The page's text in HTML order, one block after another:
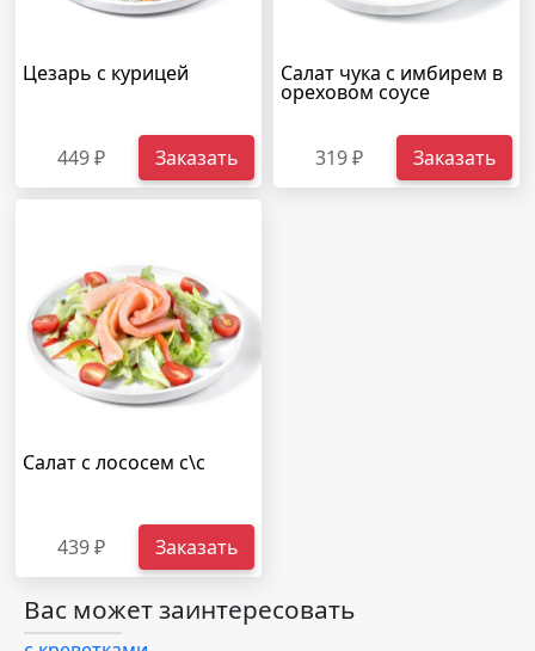
Цезарь с курицей
449 ₽ Заказать
Салат чука с имбирем в
ореховом соусе
319 ₽ Заказать
Салат с лососем с\с
439 ₽ Заказать
Вас может заинтересовать